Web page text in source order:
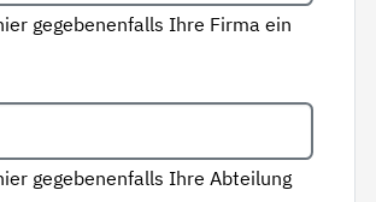
gegebenenfalls Ihre Firma ein
gegebenenfalls Ihre Abteilung